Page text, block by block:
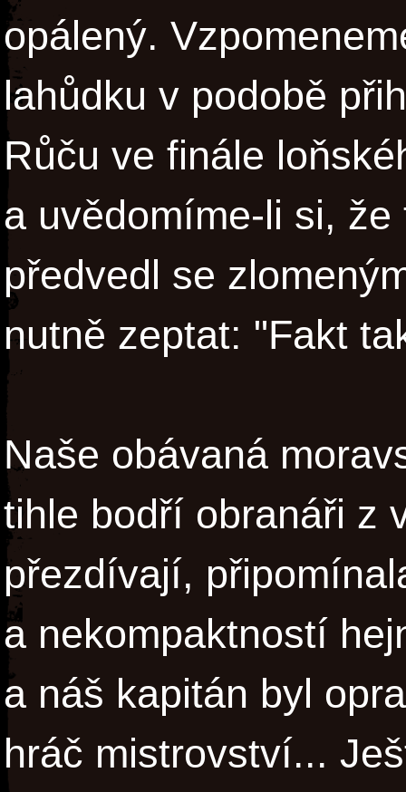
opálený.
lahůdku v podobě
Růču ve finále
a uvědomíme-li si,
předvedl se
nutně zeptat: "Fakt
Naše obávaná
tihle bodří obranáři z
přezdívají,
a nekompaktností
a náš kapitán byl
hráč mistrovství...